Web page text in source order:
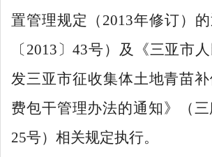
置管理规定（ 2013年修订）
〔 2013 〕43号） 及《三亚市
发三亚市征收集体土地青苗
费包干管理办法的通知》（
25号） 相关规定执行。